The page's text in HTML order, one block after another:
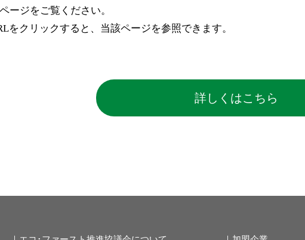
ージをご覧ください。
をクリックすると、当該ページを参照できます。
詳しくはこちら